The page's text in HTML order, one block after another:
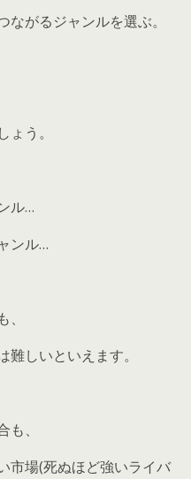
がるジャンルを選ぶ。
う。
ル…
ンル…
しいといえます。
、
市場(死ぬほど強いライバ